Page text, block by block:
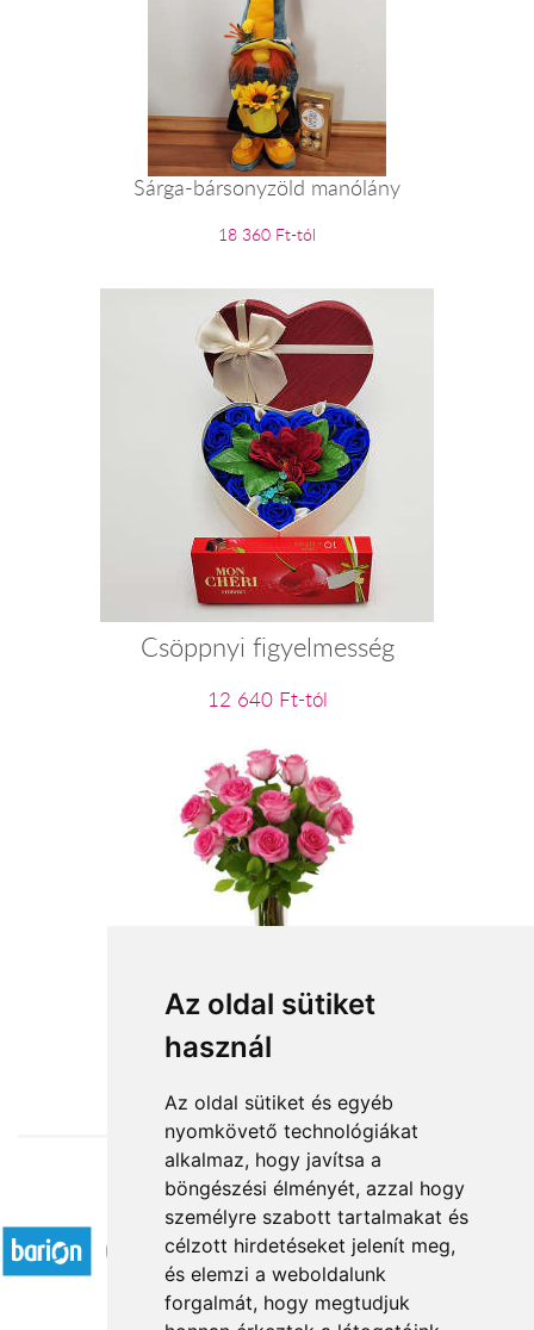
Az oldal sütiket
használ
Az oldal sütiket és egyéb
nyomkövető technológiákat
alkalmaz, hogy javítsa a
böngészési élményét, azzal hogy
személyre szabott tartalmakat és
célzott hirdetéseket jelenít meg,
és elemzi a weboldalunk
forgalmát, hogy megtudjuk
Sárga-bársonyzöld manólány
18 360 Ft-tól
Csöppnyi figyelmesség
12 640 Ft-tól
Szálas virágok: rózsaszín rózsa
3 880 Ft-tól
Elfogadott fizetési módok